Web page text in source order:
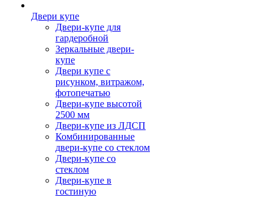
Двери купе
Двери-купе для
гардеробной
Зеркальные двери-
купе
Двери купе с
рисунком, витражом,
фотопечатью
Двери-купе высотой
2500 мм
Двери-купе из ЛДСП
Комбинированные
двери-купе со стеклом
Двери-купе со
стеклом
Двери-купе в
гостиную